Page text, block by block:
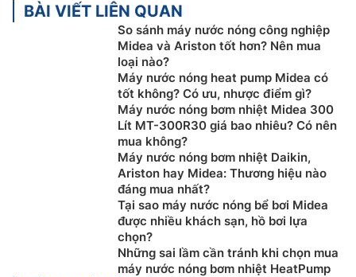
BÀI VIẾT LIÊN QUAN
So sánh máy nước nóng công nghiệp
Midea và Ariston tốt hơn? Nên mua
loại nào?
Máy nước nóng heat pump Midea có
tốt không? Có ưu, nhược điểm gì?
Máy nước nóng bơm nhiệt Midea 300
Lít MT-300R30 giá bao nhiêu? Có nên
mua không?
Máy nước nóng bơm nhiệt Daikin,
Ariston hay Midea: Thương hiệu nào
đáng mua nhất?
Tại sao máy nước nóng bể bơi Midea
được nhiều khách sạn, hồ bơi lựa
chọn?
Những sai lầm cần tránh khi chọn mua
máy nước nóng bơm nhiệt HeatPump